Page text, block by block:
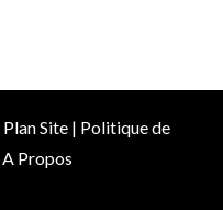
Plan Site| Politique de
A Propos